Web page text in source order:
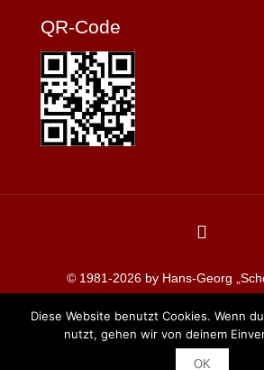
QR-Code
© 1981-2026 by Hans-Georg
Diese Website benutzt Cookies. Wenn
nutzt, gehen wir von deinem
OK